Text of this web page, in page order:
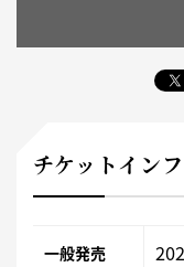
チケットイン
一般発売